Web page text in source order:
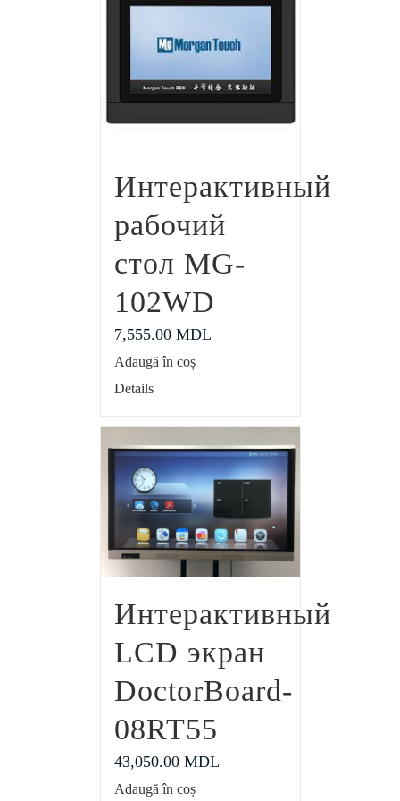
Интерактивный
рабочий
стол MG-
102WD
7,555.00 MDL
Adaugă în coș
Details
Интерактивный
LCD экран
DoctorBoard-
08RT55
43,050.00 MDL
Adaugă în coș